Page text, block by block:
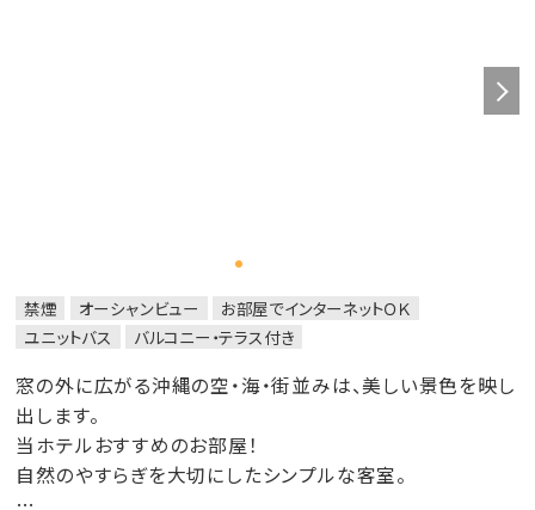
禁煙 オーシャンビュー
お部屋でインターネットＯＫ
ユニットバス
バルコニー・テラス付き
窓の外に広がる沖縄の空・海・街並みは、美しい景色を映し
出します。
当ホテルおすすめのお部屋！
自然のやすらぎを大切にしたシンプルな客室。